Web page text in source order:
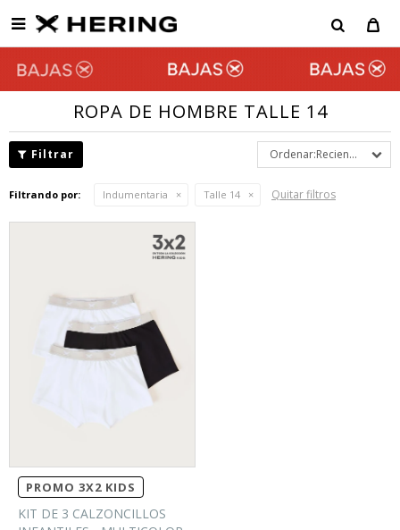

ROPA DE HOMBRE TALLE 14
Recientes
Filtrando por: Indumentaria Talle 14 Quitar filtros
PROMO 3X2 KIDS
KIT DE 3 CALZONCILLOS